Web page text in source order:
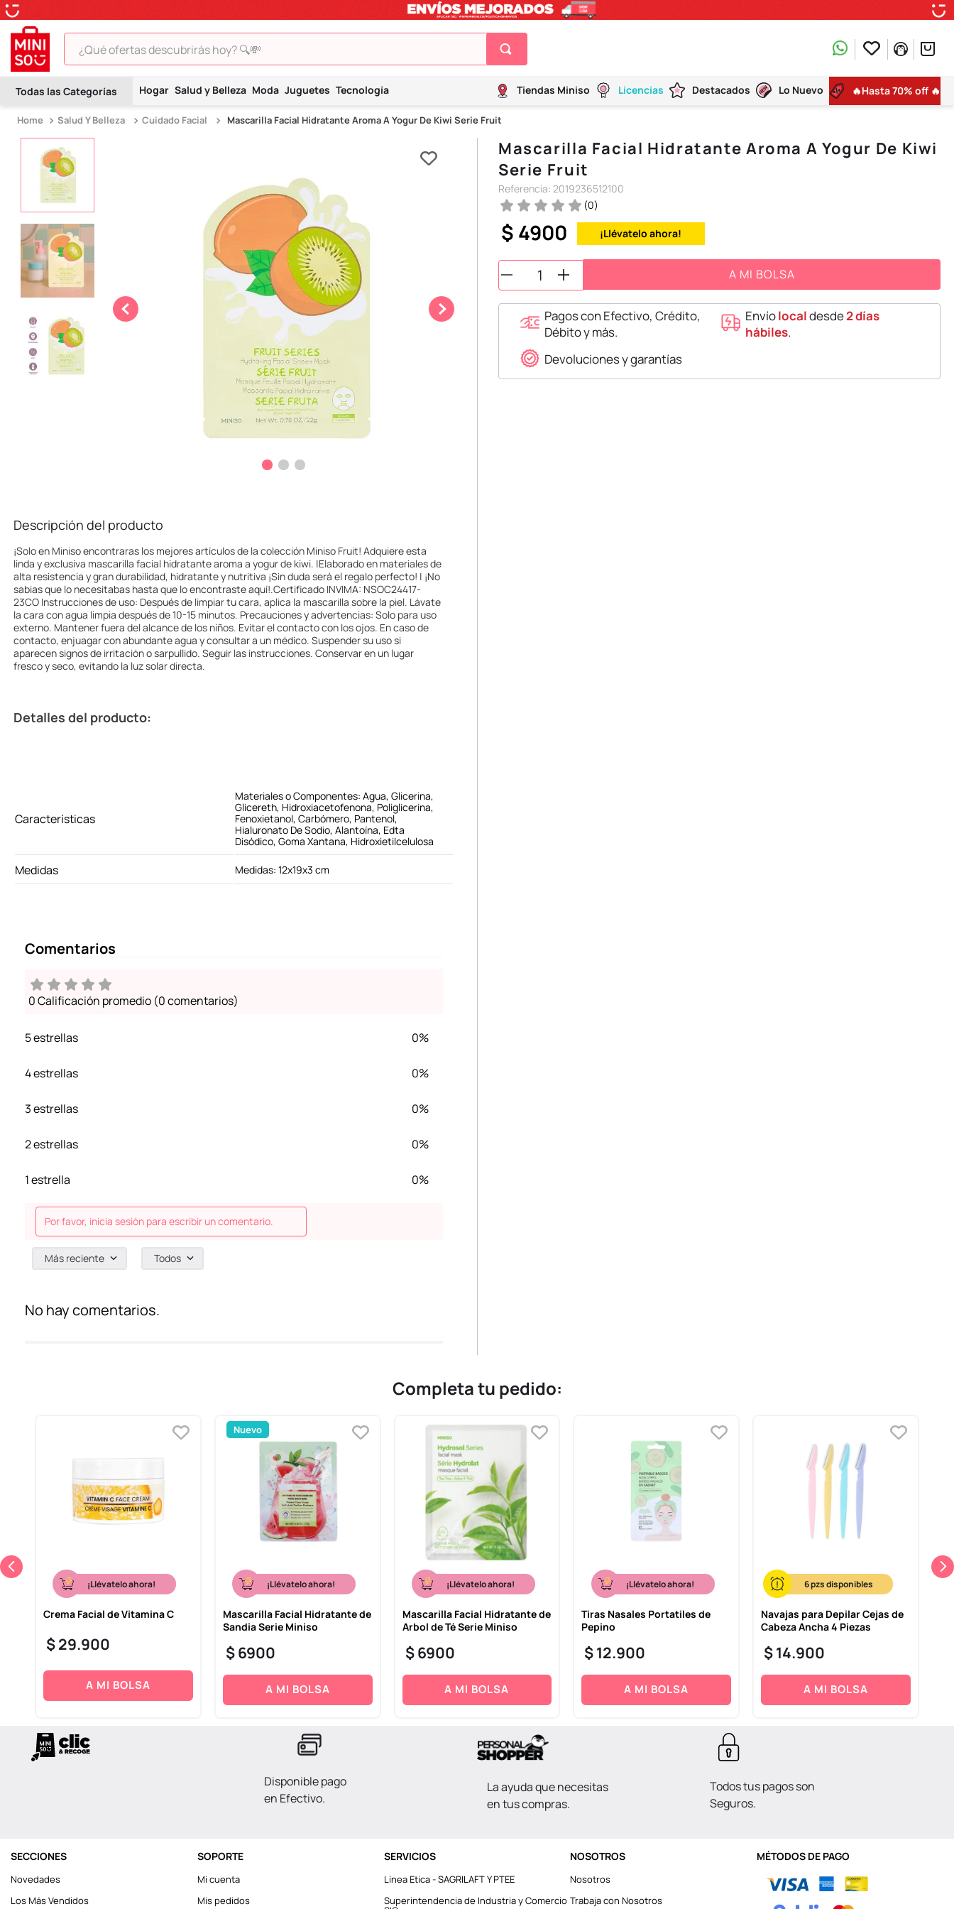
¿Qué ofertas descubrirás hoy? 🔍💸
Hogar Salud y Belleza Moda Juguetes Tecnología Tiendas Miniso Licencias Destacados Lo Nuevo 🔥Hasta 70% off 🔥
Salud Y Belleza Cuidado Facial Mascarilla Facial Hidratante Aroma A Yogur De Kiwi Serie Fruit
Descripción del producto
¡Solo en Miniso encontraras los mejores artículos de la colección Miniso Fruit! Adquiere esta
linda y exclusiva mascarilla facial hidratante aroma a yogur de kiwi. |Elaborado en materiales de
alta resistencia y gran durabilidad, hidratante y nutritiva ¡Sin duda será el regalo perfecto! | ¡No
sabias que lo necesitabas hasta que lo encontraste aquí!.Certificado INVIMA: NSOC24417-
23CO Instrucciones de uso: Después de limpiar tu cara, aplica la mascarilla sobre la piel. Lávate
la cara con agua limpia después de 10-15 minutos. Precauciones y advertencias: Solo para uso
externo. Mantener fuera del alcance de los niños. Evitar el contacto con los ojos. En caso de
contacto, enjuagar con abundante agua y consultar a un médico. Suspender su uso si
aparecen signos de irritación o sarpullido. Seguir las instrucciones. Conservar en un lugar
fresco y seco, evitando la luz solar directa.
Detalles del producto:
Características
Materiales o Componentes: Agua, Glicerina,
Glicereth, Hidroxiacetofenona, Poliglicerina,
Fenoxietanol, Carbómero, Pantenol,
Hialuronato De Sodio, Alantoína, Edta
Disódico, Goma Xantana, Hidroxietilcelulosa
Medidas Medidas: 12x19x3 cm
Comentarios
0 Calificación promedio (0 comentarios)
5 estrellas 0%
4 estrellas 0%
3 estrellas 0%
2 estrellas 0%
1 estrella 0%
Por favor, inicia sesión para escribir un comentario.
Más reciente Todos
No hay comentarios.
Mascarilla Facial Hidratante Aroma A Yogur De Kiwi
Serie Fruit
Referencia: 2019236512100
(0)
$ 4900 ¡Llévatelo ahora!
A MI BOLSA
Pagos con Efectivo, Crédito,
Débito y más.
Envíolocaldesde2 días
hábiles.
Devoluciones y garantías
Completa tu pedido:
¡Llévatelo ahora!
Crema Facial de Vitamina C
$29.900
A MI BOLSA
Nuevo
¡Llévatelo ahora!
Mascarilla Facial Hidratante de
Sandia Serie Miniso
$6900
A MI BOLSA
¡Llévatelo ahora!
Mascarilla Facial Hidratante de
Arbol de Té Serie Miniso
$6900
A MI BOLSA
¡Llévatelo ahora!
Tiras Nasales Portatiles de
Pepino
$12.900
A MI BOLSA
6
Navajas para Depilar Cejas de
Cabeza Ancha 4 Piezas
$14.900
A MI BOLSA
Disponible pago
en Efectivo.
La ayuda que necesitas
en tus compras.
Todos tus pagos son
Seguros.
SECCIONES
Novedades
Los Más Vendidos
SOPORTE
Mi cuenta
Mis pedidos
SERVICIOS
Línea Etica - SAGRILAFT Y PTEE
Superintendencia de Industria y Comercio
NOSOTROS
Nosotros
Trabaja con Nosotros
MÉTODOS DE PAGO
TÉRMINOS MÁS BUSCADOS
2.
hello kitty
9.
llaveros
.